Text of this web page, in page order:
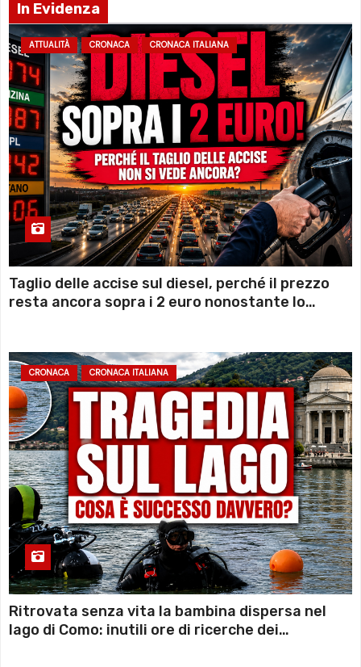
In Evidenza
ATTUALITÀ CRONACA CRONACA ITALIANA
Taglio delle accise sul diesel, perché il prezzo
resta ancora sopra i 2 euro nonostante lo
CRONACA CRONACA ITALIANA
Ritrovata senza vita la bambina dispersa nel
lago di Como: inutili ore di ricerche dei